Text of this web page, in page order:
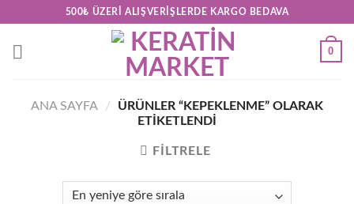
content
500₺ ÜZERI ALIŞVERIŞLERDE KARGO BEDAVA
0
ANA SAYFA /
ÜRÜNLER “KEPEKLENME” OLARAK
ETIKETLENDI
FILTRELE